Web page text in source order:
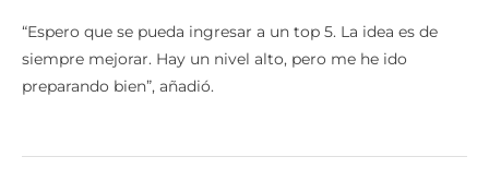
“Espero que se pueda ingresar a un top 5. La idea es de
siempre mejorar. Hay un nivel alto, pero me he ido
preparando bien”, añadió.